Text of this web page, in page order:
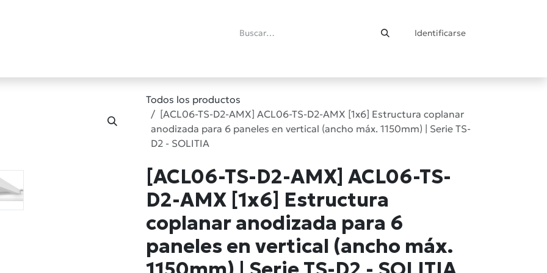
Identificarse
Todos los productos
[ACL06-TS-D2-AMX] ACL06-TS-D2-AMX [1x6] Estructura coplanar
anodizada para 6 paneles en vertical (ancho máx. 1150mm) | Serie TS-
D2 - SOLITIA
[ACL06-TS-D2-AMX] ACL06-TS-
D2-AMX [1x6] Estructura
coplanar anodizada para 6
paneles en vertical (ancho máx.